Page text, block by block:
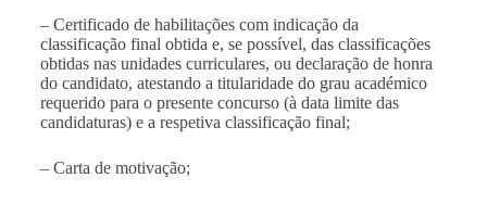
– Certificado de habilitações com indicação da
classificação final obtida e, se possível, das classificações
obtidas nas unidades curriculares, ou declaração de honra
do candidato, atestando a titularidade do grau académico
requerido para o presente concurso (à data limite das
candidaturas) e a respetiva classificação final;
– Carta de motivação;